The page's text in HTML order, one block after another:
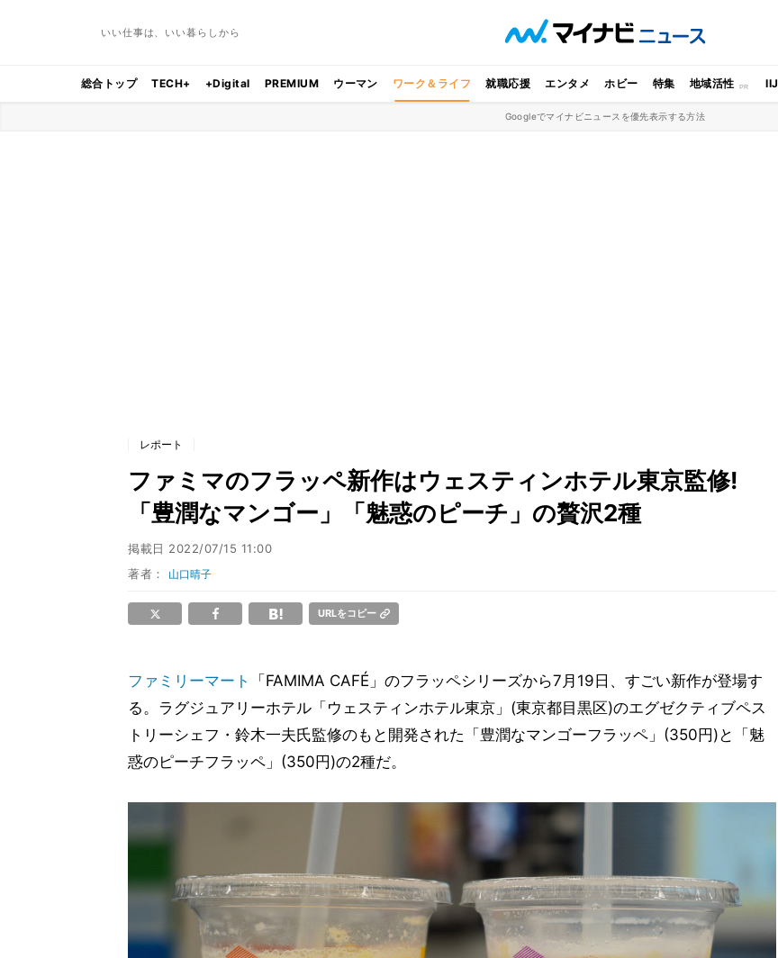
いい仕事は、いい暮らしから
総合トップ TECH+ +Digital PREMIUM ウーマン ワーク＆ライフ 就職応援 エンタメ ホビー 特集 地域活性 IIJ
Googleでマイナビニュースを優先表示する方法
レポート
ファミマのフラッペ新作はウェスティンホテル東京監修!
「豊潤なマンゴー」「魅惑のピーチ」の贅沢2種
掲載日 2022/07/15 11:00
著者： 山口晴子
URLをコピー
ファミリーマート
「FAMIMA CAFÉ」のフラッペシリーズから7月19日、すごい新作が登場す
る。ラグジュアリーホテル「ウェスティンホテル東京」(東京都目黒区)のエグゼクティブペス
トリーシェフ・鈴木一夫氏監修のもと開発された「豊潤なマンゴーフラッペ」(350円)と「魅
惑のピーチフラッペ」(350円)の2種だ。